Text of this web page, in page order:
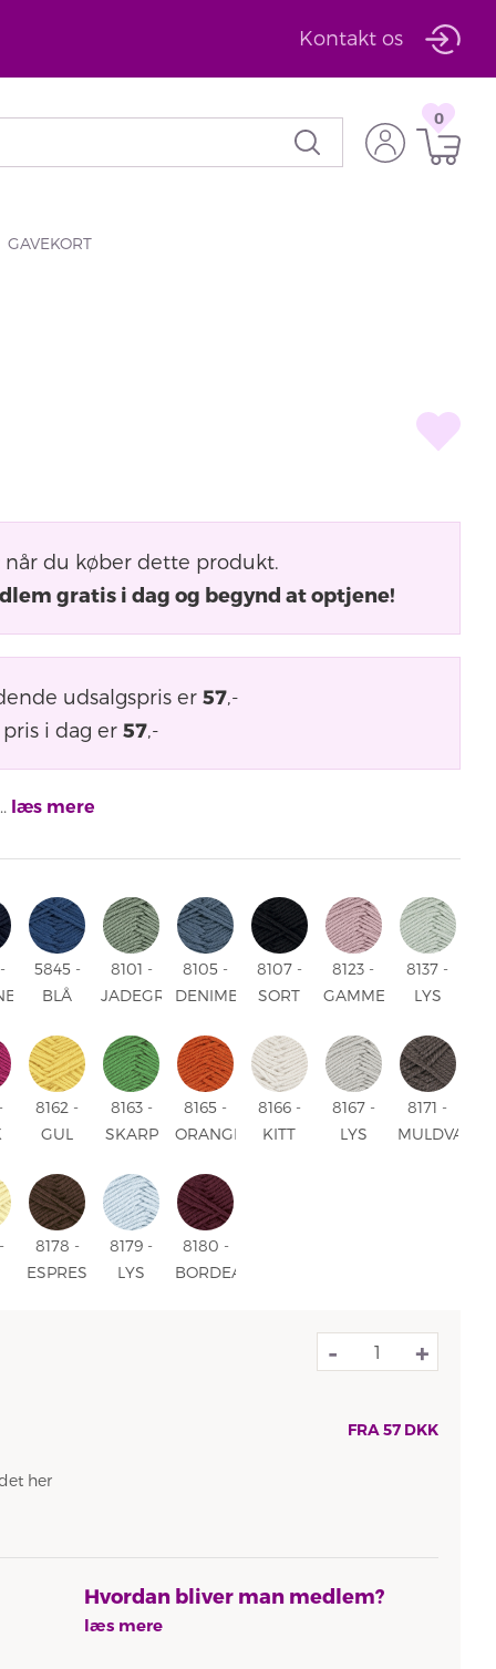
Kontakt os
0
GAVEKORT
når du køber dette produkt.
gratis i dag og begynd at optjene!
udsalgspris er 57,-
i dag er 57,-
læs mere
5845 -
BLÅ
8101 -
JADEGRØN
8105 -
DENIMBLÅ
8107 -
SORT
8123 -
GAMMELROSA
8137 -
LYS
8162 -
GUL
8163 -
SKARP
8165 -
ORANGE
8166 -
KITT
8167 -
LYS
8171 -
MULDVARP
8178 -
ESPRESSO
8179 -
LYS
8180 -
BORDEAUX
- +
FRA57DKK
her
Hvordan bliver man medlem?
læs mere